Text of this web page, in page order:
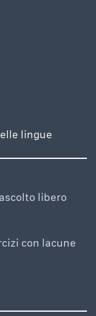
lingue
libero
con lacune